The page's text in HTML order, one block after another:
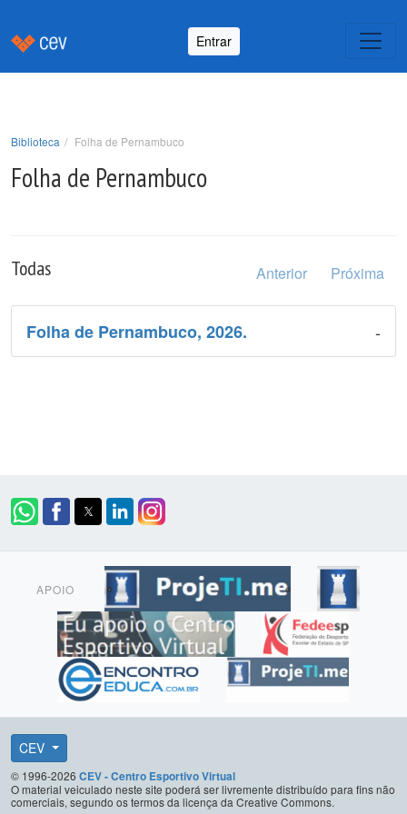
Entrar
Biblioteca Folha de Pernambuco
Folha de Pernambuco
Todas Anterior Próxima
Folha de Pernambuco, 2026. -
APOIO
CEV
© 1996-2026 CEV - Centro Esportivo Virtual
O material veiculado neste site poderá ser livremente distribuído para fins não
comerciais, segundo os termos da licença da Creative Commons.